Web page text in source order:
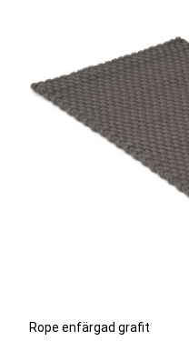
Rope enfärgad grafit